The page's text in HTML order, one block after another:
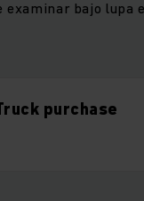
bajo
purchase